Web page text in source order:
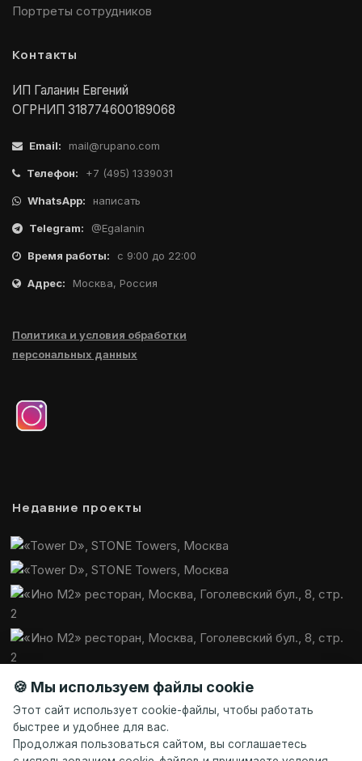
Портреты сотрудников
Контакты
ИП Галанин Евгений
ОГРНИП 318774600189068
Email: mail@rupano.com
Телефон: +7 (495) 1339031
WhatsApp: написать
Telegram: @Egalanin
Время работы: с 9:00 до 22:00
Адрес: Москва, Россия
Политика и условия обработки
персональных данных
Недавние проекты
🍪 Мы используем файлы cookie
Этот сайт использует cookie-файлы, чтобы работать
быстрее и удобнее для вас.
Продолжая пользоваться сайтом, вы соглашаетесь